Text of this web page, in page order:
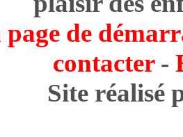
de
contacter-
Site réalisé